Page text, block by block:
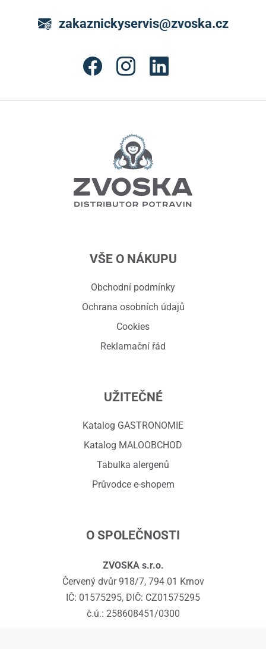
zakaznickyservis@zvoska.cz
VŠE O NÁKUPU
Obchodní podmínky
Ochrana osobních údajů
Cookies
Reklamační řád
UŽITEČNÉ
Katalog GASTRONOMIE
Katalog MALOOBCHOD
Tabulka alergenů
Průvodce e-shopem
O SPOLEČNOSTI
ZVOSKA s.r.o.
Červený dvůr 918/7, 794 01 Krnov
IČ: 01575295, DIČ: CZ01575295
č.ú.: 258608451/0300